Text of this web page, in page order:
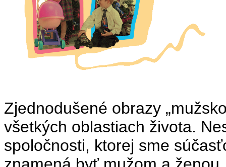
Zjednodušené obrazy
všetkých oblastiach života.
spoločnosti, ktorej sme